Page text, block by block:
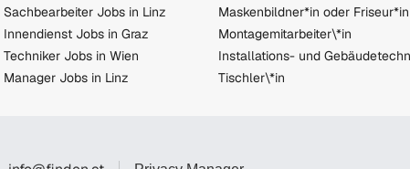
Sachbearbeiter Jobs in Linz
Innendienst Jobs in Graz
Techniker Jobs in Wien
Manager Jobs in Linz
Montagemitarbeiter\*in
Tischler\*in